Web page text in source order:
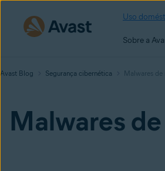
Uso
Sobre a
Avast Blog Segurança cibernética Malwares de
Malwares